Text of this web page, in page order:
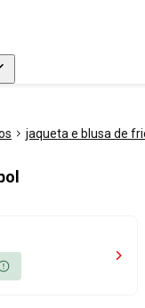
jaqueta e blusa de